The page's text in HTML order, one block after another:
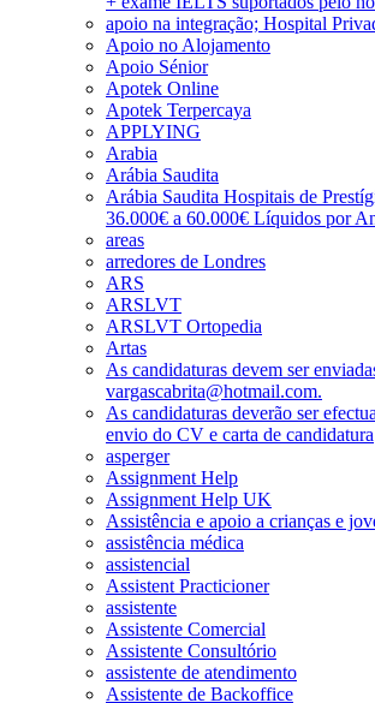
apoio na integração; Hospital
Apoio no Alojamento
Apoio Sénior
Apotek Online
Apotek Terpercaya
APPLYING
Arabia
Arábia Saudita
Arábia Saudita Hospitais de
36.000€ a 60.000€ Líquidos por
areas
arredores de Londres
ARS
ARSLVT
ARSLVT Ortopedia
Artas
As candidaturas devem ser
vargascabrita@hotmail.com.
As candidaturas deverão ser
envio do CV e carta de candidatura
asperger
Assignment Help
Assignment Help UK
Assistência e apoio a crianças e
assistência médica
assistencial
Assistent Practicioner
assistente
Assistente Comercial
Assistente Consultório
assistente de atendimento
Assistente de Backoffice